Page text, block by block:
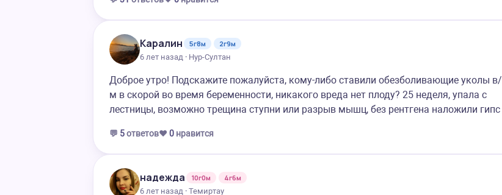
Каралин 5г8м
2г9м
6 лет назад · Нур-Султан
Доброе утро! Подскажите пожалуйста, кому-либо ставили обезболивающие уколы в/
м в скорой во время беременности, никакого вреда нет плоду? 25 неделя, упала с
лестницы, возможно трещина ступни или разрыв мышц, без рентгена наложили гипс
💬 5ответов❤️ 0 нравится
надежда 10г0м
4г6м
6 лет назад · Темиртау